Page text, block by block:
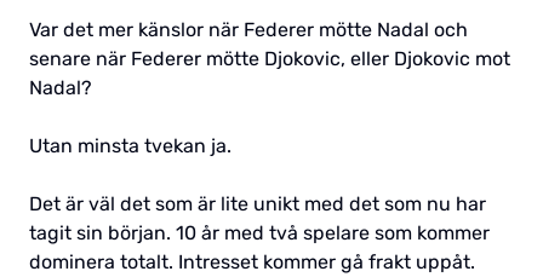
Var det mer känslor när Federer mötte Nadal och
senare när Federer mötte Djokovic, eller Djokovic mot
Nadal?
Utan minsta tvekan ja.
Det är väl det som är lite unikt med det som nu har
tagit sin början. 10 år med två spelare som kommer
dominera totalt. Intresset kommer gå frakt uppåt.